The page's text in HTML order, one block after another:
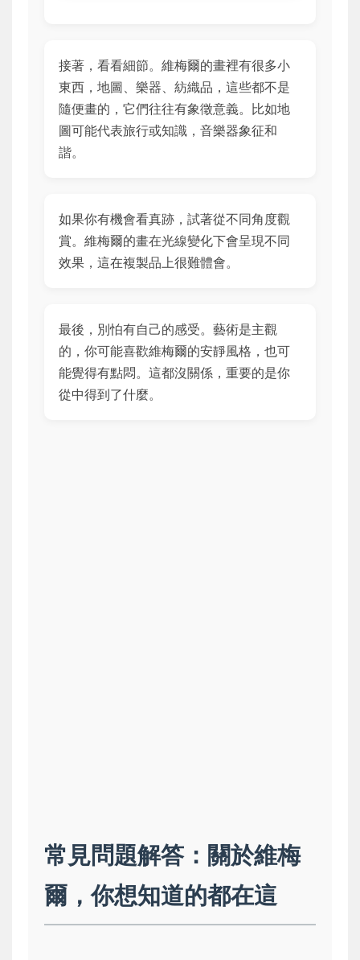
接著，看看細節。維梅爾的畫裡有很多小
東西，地圖、樂器、紡織品，這些都不是
隨便畫的，它們往往有象徵意義。比如地
圖可能代表旅行或知識，音樂器象征和
諧。
如果你有機會看真跡，試著從不同角度觀
賞。維梅爾的畫在光線變化下會呈現不同
效果，這在複製品上很難體會。
最後，別怕有自己的感受。藝術是主觀
的，你可能喜歡維梅爾的安靜風格，也可
能覺得有點悶。這都沒關係，重要的是你
從中得到了什麼。
常見問題解答：關於維梅
爾，你想知道的都在這